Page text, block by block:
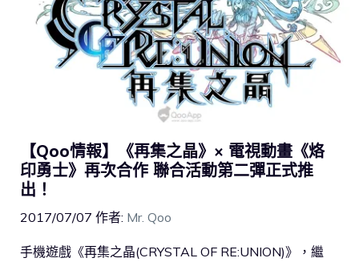
【Qoo情報】《再集之晶》× 電視動畫《烙
印勇士》再次合作 聯合活動第二彈正式推
出！
2017/07/07 作者: Mr. Qoo
手機遊戲《再集之晶(CRYSTAL OF RE:UNION)》，繼